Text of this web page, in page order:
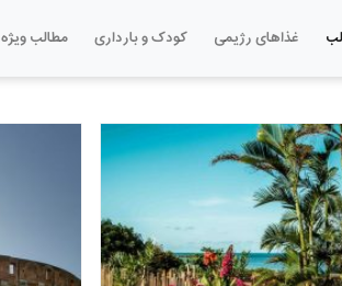
غذاهای رژیمی کودک و بارداری مطالب ویژه